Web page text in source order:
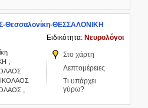
ΘΕΣΣΑΛΟΝΙΚΗ
Ειδικότητα: Νευρολόγοι
,
,
Στο χάρτη
Λεπτομέρειες
Τι υπάρχει
γύρω?